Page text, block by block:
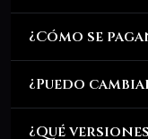
¿Cómo se
¿Puedo
¿Qué